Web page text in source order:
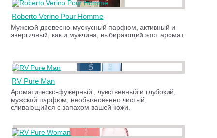
Roberto Verino Pour Homme
Мужской древесно-мускусный парфюм, активный и
энергичный, как и мужчина, выбирающий этот аромат.
RV Pure Man
Ароматическо-фужерный , чувственный и глубокий,
мужской парфюм, необыкновенно чистый,
сливающийся с запахом вашей кожи.